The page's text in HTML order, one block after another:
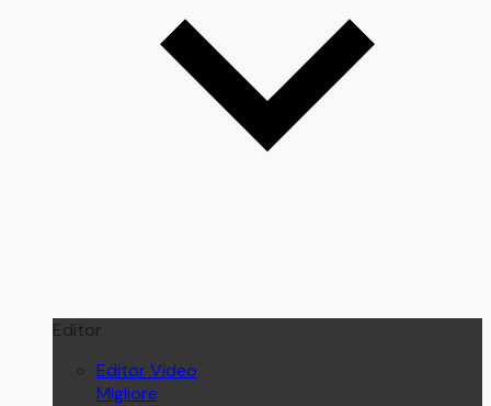
Editor
Editor Video
Migliore